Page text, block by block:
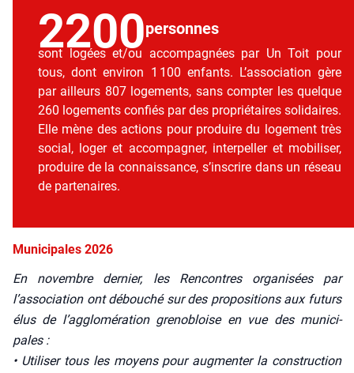
2200per­sonnes
sont logées et/ou accom­pa­gnées par Un Toit pour
tous, dont envi­ron 1 100 enfants. L’association gère
par ailleurs 807 loge­ments, sans comp­ter les quelque
260 loge­ments confiés par des pro­prié­taires soli­daires.
Elle mène des actions pour pro­duire du loge­ment très
social, loger et accom­pa­gner, inter­pel­ler et mobi­li­ser,
pro­duire de la connais­sance, s’inscrire dans un réseau
de par­te­naires.
Municipales 2026
En novembre der­nier, les Ren­contres orga­ni­sées par
l’association ont débou­ché sur des pro­po­si­tions aux futurs
élus de l’agglomération gre­no­bloise en vue des muni­ci­
pales :
• Uti­li­ser tous les moyens pour aug­men­ter la construc­tion